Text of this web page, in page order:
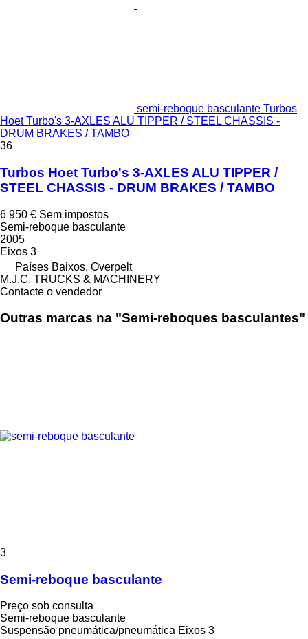
semi-reboque basculante Turbos
Hoet Turbo's 3-AXLES ALU TIPPER / STEEL CHASSIS -
DRUM BRAKES / TAMBO
36
Turbos Hoet Turbo's 3-AXLES ALU TIPPER /
STEEL CHASSIS - DRUM BRAKES / TAMBO
6 950 € Sem impostos
Semi-reboque basculante
2005
Eixos 3
Países Baixos, Overpelt
M.J.C. TRUCKS & MACHINERY
Contacte o vendedor
Outras marcas na "Semi-reboques basculantes"
3
Semi-reboque basculante
Preço sob consulta
Semi-reboque basculante
Suspensão pneumática/pneumática Eixos 3